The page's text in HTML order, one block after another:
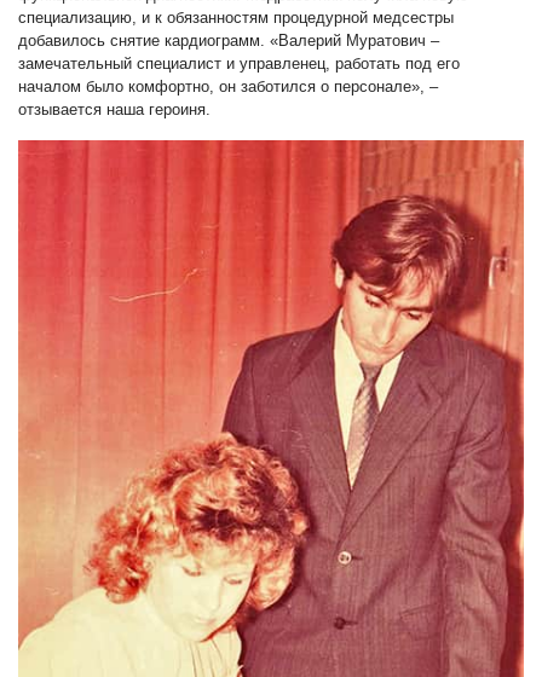
специализацию, и к обязанностям процедурной медсестры
добавилось снятие кардиограмм. «Валерий Муратович –
замечательный специалист и управленец, работать под его
началом было комфортно, он заботился о персонале», –
отзывается наша героиня.